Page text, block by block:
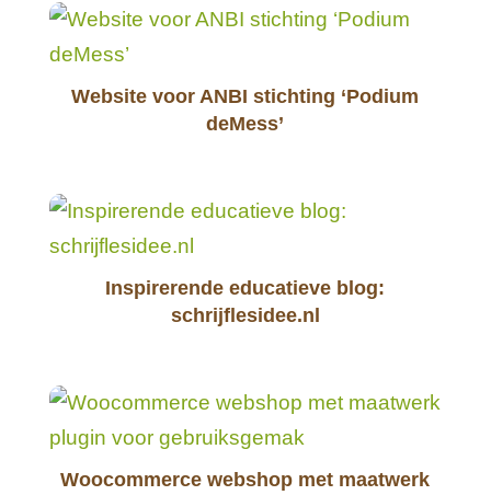
Website voor ANBI stichting ‘Podium
deMess’
Inspirerende educatieve blog:
schrijflesidee.nl
Woocommerce webshop met maatwerk